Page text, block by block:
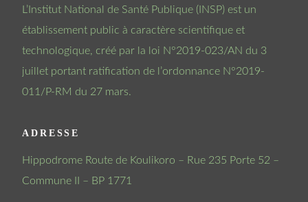
L’Institut National de Santé Publique (INSP) est un
établissement public à caractère scientifique et
technologique, créé par la loi N°2019-023/AN du 3
juillet portant ratification de l’ordonnance N°2019-
011/P-RM du 27 mars.
ADRESSE
Hippodrome Route de Koulikoro – Rue 235 Porte 52 –
Commune II – BP 1771